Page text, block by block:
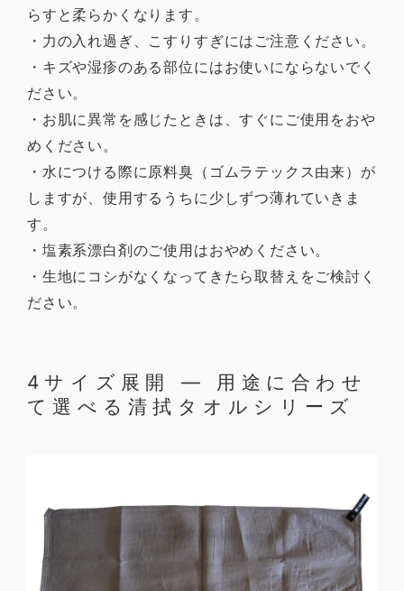
らすと柔らかくなります。
・力の入れ過ぎ、こすりすぎにはご注意ください。
・キズや湿疹のある部位にはお使いにならないでく
ださい。
・お肌に異常を感じたときは、すぐにご使用をおや
めください。
・水につける際に原料臭（ゴムラテックス由来）が
しますが、使用するうちに少しずつ薄れていきま
す。
・塩素系漂白剤のご使用はおやめください。
・生地にコシがなくなってきたら取替えをご検討く
ださい。
4サイズ展開 — 用途に合わせ
て選べる清拭タオルシリーズ